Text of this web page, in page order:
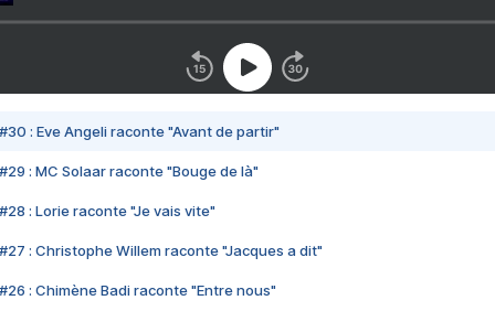
#30 : Eve Angeli raconte "Avant de partir"
#29 : MC Solaar raconte "Bouge de là"
#28 : Lorie raconte "Je vais vite"
#27 : Christophe Willem raconte "Jacques a dit"
#26 : Chimène Badi raconte "Entre nous"